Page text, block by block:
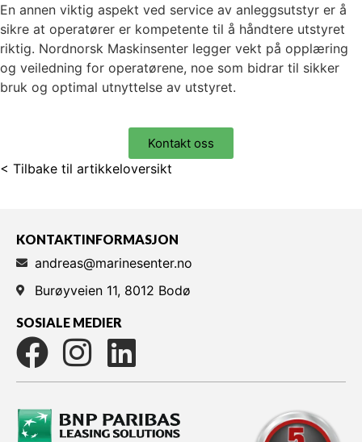
En annen viktig aspekt ved service av anleggsutstyr er å
sikre at operatører er kompetente til å håndtere utstyret
riktig. Nordnorsk Maskinsenter legger vekt på opplæring
og veiledning for operatørene, noe som bidrar til sikker
bruk og optimal utnyttelse av utstyret.
Kontakt oss
< Tilbake til artikkeloversikt
KONTAKTINFORMASJON
andreas@marinesenter.no
Burøyveien 11, 8012 Bodø
SOSIALE MEDIER